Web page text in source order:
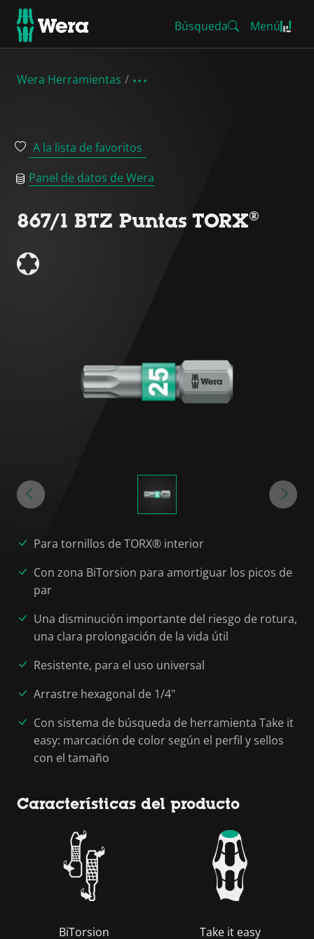
Búsqueda Menú
Wera Herramientas
A la lista de favoritos
Panel de datos de Wera
867/1 BTZ Puntas TORX®
Para tornillos de TORX® interior
Con zona BiTorsion para amortiguar los picos de
par
Una disminución importante del riesgo de rotura,
una clara prolongación de la vida útil
Resistente, para el uso universal
Arrastre hexagonal de 1/4"
Con sistema de búsqueda de herramienta Take it
easy: marcación de color según el perfil y sellos
con el tamaño
Características del producto
BiTorsion Take it easy